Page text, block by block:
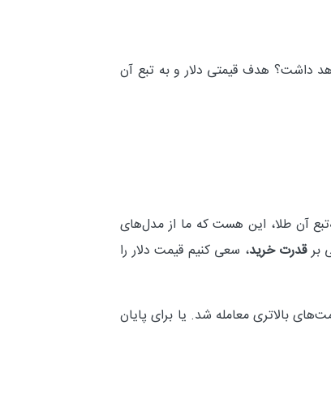
داشت؟ هدف قیمتی دلار و به تبع آن
آن طلا، این هست که ما از مدل‌های
برقدرت خرید، سعی کنیم قیمت دلار را
که عملاً دیدیم در بازار قیمت‌های بالاتری معامله شد. یا برای پایان